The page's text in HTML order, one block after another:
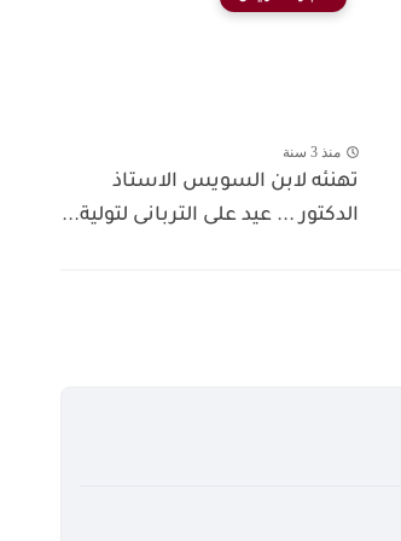
منذ 3 سنة
تهنئه لابن السويس الاستاذ
الدكتور ... عيد على التربانى لتولية...